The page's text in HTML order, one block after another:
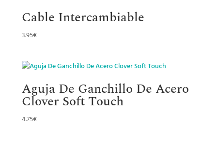
Cable Intercambiable
3.95€
Aguja De Ganchillo De Acero
Clover Soft Touch
4.75€